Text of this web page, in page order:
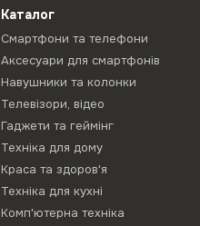
Каталог
Смартфони та телефони
Аксесуари для смартфонів
Навушники та колонки
Телевізори, відео
Гаджети та геймінг
Техніка для дому
Краса та здоров'я
Техніка для кухні
Комп'ютерна техніка